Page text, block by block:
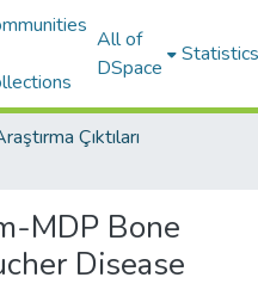
All of
DSpace
Statistics
Çıktıları
MDP Bone
Disease